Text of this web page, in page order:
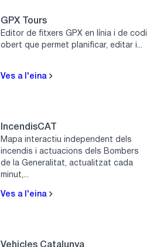
GPX Tours
Editor de fitxers GPX en línia i de codi
obert que permet planificar, editar i...
Ves a l'eina
IncendisCAT
Mapa interactiu independent dels
incendis i actuacions dels Bombers
de la Generalitat, actualitzat cada
minut,...
Ves a l'eina
Vehicles Catalunya